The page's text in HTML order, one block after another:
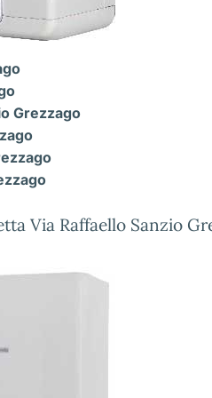
Grezzago
Via Raffaello Sanzio